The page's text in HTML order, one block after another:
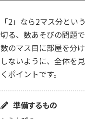
「2」なら2マス分とい
切る、数あそびの問題
数のマス目に部屋を分
しないように、全体を
くポイントです。
準備するもの